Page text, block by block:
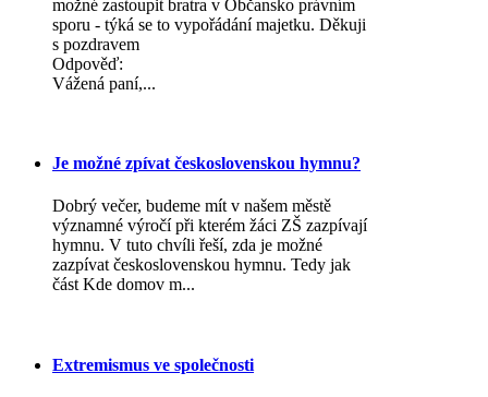
možné zastoupit bratra v Občansko právním
sporu - týká se to vypořádání majetku. Děkuji
s pozdravem
Odpověď:
Vážená paní,...
Je možné zpívat československou hymnu?
Dobrý večer, budeme mít v našem městě
významné výročí při kterém žáci ZŠ zazpívají
hymnu. V tuto chvíli řeší, zda je možné
zazpívat československou hymnu. Tedy jak
část Kde domov m...
Extremismus ve společnosti